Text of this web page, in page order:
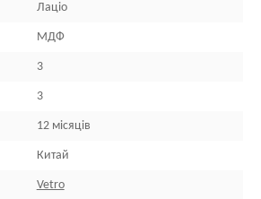
Лаціо
МДФ
3
3
12 місяців
Китай
Vetro